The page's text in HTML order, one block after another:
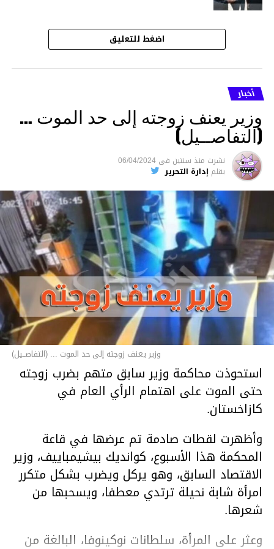
اضغط للتعليق
أخبار
وزير يعنف زوجته إلى حد الموت …
(التفاصــيل)
نشرت منذ سنتين فى 06/04/2024
بقلم إدارة التحرير
وزير يعنف زوجته إلى حد الموت ... (التفاصــيل)
استحوذت محاكمة وزير سابق متهم بضرب زوجته
حتى الموت على اهتمام الرأي العام في
كازاخستان.
وأظهرت لقطات صادمة تم عرضها في قاعة
المحكمة هذا الأسبوع، كوانديك بيشيمباييف، وزير
الاقتصاد السابق، وهو يركل ويضرب بشكل متكرر
امرأة شابة نحيلة ترتدي معطفا، ويسحبها من
شعرها.
وعثر على المرأة، سلطانات نوكينوفا، البالغة من